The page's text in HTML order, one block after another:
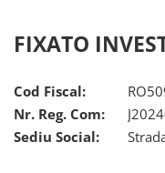
FIXATO
Cod Fiscal:
Nr. Reg. Com:
Sediu Social: